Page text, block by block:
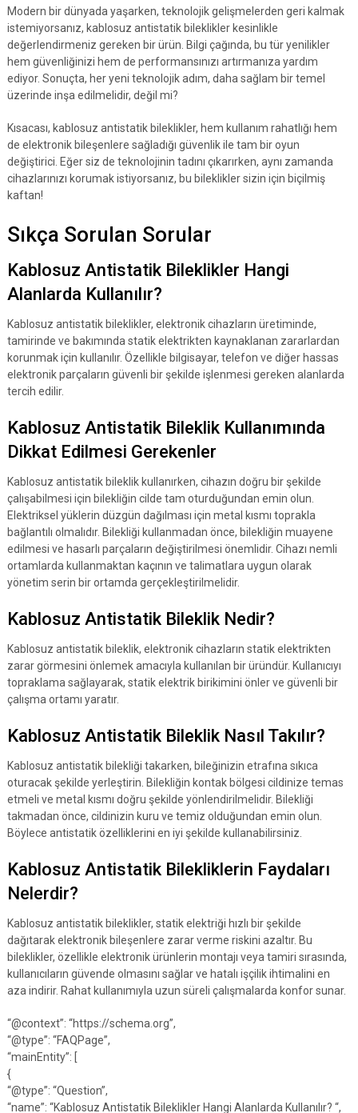
Modern bir dünyada yaşarken, teknolojik gelişmelerden geri kalmak
istemiyorsanız, kablosuz antistatik bileklikler kesinlikle
değerlendirmeniz gereken bir ürün. Bilgi çağında, bu tür yenilikler
hem güvenliğinizi hem de performansınızı artırmanıza yardım
ediyor. Sonuçta, her yeni teknolojik adım, daha sağlam bir temel
üzerinde inşa edilmelidir, değil mi?
Kısacası, kablosuz antistatik bileklikler, hem kullanım rahatlığı hem
de elektronik bileşenlere sağladığı güvenlik ile tam bir oyun
değiştirici. Eğer siz de teknolojinin tadını çıkarırken, aynı zamanda
cihazlarınızı korumak istiyorsanız, bu bileklikler sizin için biçilmiş
kaftan!
Sıkça Sorulan Sorular
Kablosuz Antistatik Bileklikler Hangi
Alanlarda Kullanılır?
Kablosuz antistatik bileklikler, elektronik cihazların üretiminde,
tamirinde ve bakımında statik elektrikten kaynaklanan zararlardan
korunmak için kullanılır. Özellikle bilgisayar, telefon ve diğer hassas
elektronik parçaların güvenli bir şekilde işlenmesi gereken alanlarda
tercih edilir.
Kablosuz Antistatik Bileklik Kullanımında
Dikkat Edilmesi Gerekenler
Kablosuz antistatik bileklik kullanırken, cihazın doğru bir şekilde
çalışabilmesi için bilekliğin cilde tam oturduğundan emin olun.
Elektriksel yüklerin düzgün dağılması için metal kısmı toprakla
bağlantılı olmalıdır. Bilekliği kullanmadan önce, bilekliğin muayene
edilmesi ve hasarlı parçaların değiştirilmesi önemlidir. Cihazı nemli
ortamlarda kullanmaktan kaçının ve talimatlara uygun olarak
yönetim serin bir ortamda gerçekleştirilmelidir.
Kablosuz Antistatik Bileklik Nedir?
Kablosuz antistatik bileklik, elektronik cihazların statik elektrikten
zarar görmesini önlemek amacıyla kullanılan bir üründür. Kullanıcıyı
topraklama sağlayarak, statik elektrik birikimini önler ve güvenli bir
çalışma ortamı yaratır.
Kablosuz Antistatik Bileklik Nasıl Takılır?
Kablosuz antistatik bilekliği takarken, bileğinizin etrafına sıkıca
oturacak şekilde yerleştirin. Bilekliğin kontak bölgesi cildinize temas
etmeli ve metal kısmı doğru şekilde yönlendirilmelidir. Bilekliği
takmadan önce, cildinizin kuru ve temiz olduğundan emin olun.
Böylece antistatik özelliklerini en iyi şekilde kullanabilirsiniz.
Kablosuz Antistatik Bilekliklerin Faydaları
Nelerdir?
Kablosuz antistatik bileklikler, statik elektriği hızlı bir şekilde
dağıtarak elektronik bileşenlere zarar verme riskini azaltır. Bu
bileklikler, özellikle elektronik ürünlerin montajı veya tamiri sırasında,
kullanıcıların güvende olmasını sağlar ve hatalı işçilik ihtimalini en
aza indirir. Rahat kullanımıyla uzun süreli çalışmalarda konfor sunar.
“@context”: “https://schema.org”,
“@type”: “FAQPage”,
“mainEntity”: [
{
“@type”: “Question”,
“name”: “Kablosuz Antistatik Bileklikler Hangi Alanlarda Kullanılır? “,